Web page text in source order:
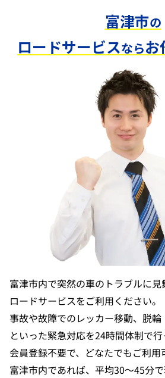
富津市の
ロードサービスならお
富津市内で突然の車のトラブルに
ロードサービスをご利用ください。
事故や故障でのレッカー移動、脱
といった緊急対応を24時間体制で行
会員登録不要で、どなたでもご利用
富津市内であれば、平均30〜45分